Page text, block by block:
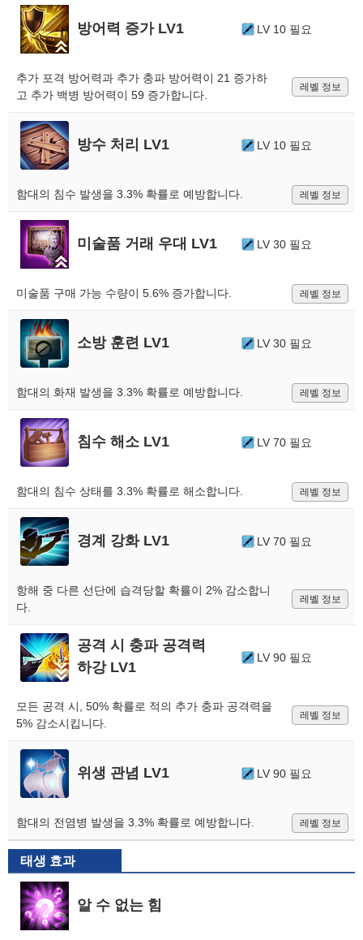
방어력 증가 LV1 LV 10 필요
추가 포격 방어력과 추가 충파 방어력이 21 증가하
고 추가 백병 방어력이 59 증가합니다.
레벨 정보
방수 처리 LV1 LV 10 필요
함대의 침수 발생을 3.3% 확률로 예방합니다. 레벨 정보
미술품 거래 우대 LV1 LV 30 필요
미술품 구매 가능 수량이 5.6% 증가합니다. 레벨 정보
소방 훈련 LV1 LV 30 필요
함대의 화재 발생을 3.3% 확률로 예방합니다. 레벨 정보
침수 해소 LV1 LV 70 필요
함대의 침수 상태를 3.3% 확률로 해소합니다. 레벨 정보
경계 강화 LV1 LV 70 필요
항해 중 다른 선단에 습격당할 확률이 2% 감소합니
다.
레벨 정보
공격 시 충파 공격력
하강 LV1
LV 90 필요
모든 공격 시, 50% 확률로 적의 추가 충파 공격력을
5% 감소시킵니다.
레벨 정보
위생 관념 LV1 LV 90 필요
함대의 전염병 발생을 3.3% 확률로 예방합니다. 레벨 정보
태생 효과
알 수 없는 힘